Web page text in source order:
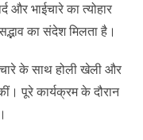
और भाईचारे का त्योहार
का संदेश मिलता है।
के साथ होली खेली और
पूरे कार्यक्रम के दौरान